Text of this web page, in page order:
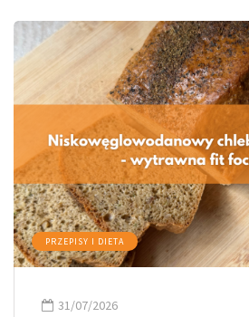
PRZEPISY I DIETA
31/07/2026